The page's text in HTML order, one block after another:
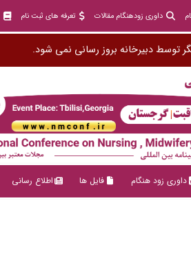
داوری زودهنگام مقالات تعرفه های ثبت نام
توسط دبیرخانه بروز رسانی نمی شود.
داوری زود هنگام فایل ها اطلاع رسانی